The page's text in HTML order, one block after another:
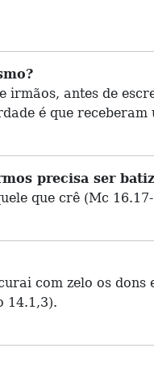
irmãos, antes de
é que
precisa ser
que crê (Mc
com zelo os
14.1,3).